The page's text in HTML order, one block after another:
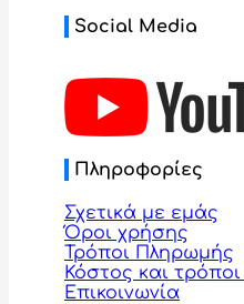
Social Media
Πληροφορίες
Σχετικά με εμάς
Όροι χρήσης
Τρόποι Πληρωμής
Κόστος και
Επικοινωνία